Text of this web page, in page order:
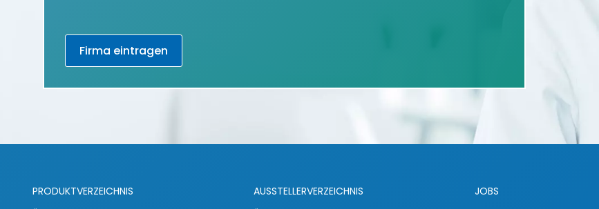
Firma eintragen
PRODUKTVERZEICHNIS
AUSSTELLERVERZEICHNIS
JOBS